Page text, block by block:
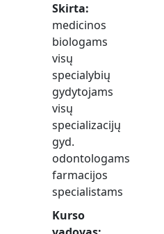
Skirta
medicinos
biologams
visų
specialybių
gydytojams
visų
specializacijų
gyd.
odontologams
farmacijos
specialistams
Kurso